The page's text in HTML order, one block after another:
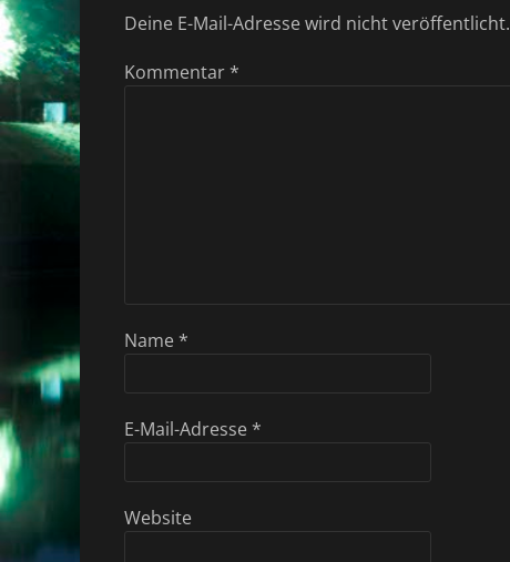
Deine E-Mail-Adresse wird nicht veröffentlicht.
Kommentar *
Name *
E-Mail-Adresse *
Website